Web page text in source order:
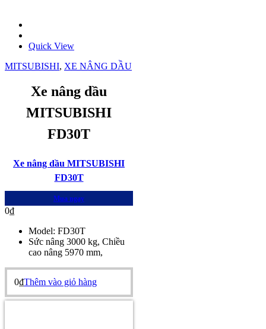
Quick View
MITSUBISHI, XE NÂNG DẦU
Xe nâng dầu
MITSUBISHI
FD30T
Xe nâng dầu MITSUBISHI
FD30T
Mua ngay
0₫
Model: FD30T
Sức nâng 3000 kg, Chiều
cao nâng 5970 mm,
0₫Thêm vào giỏ hàng